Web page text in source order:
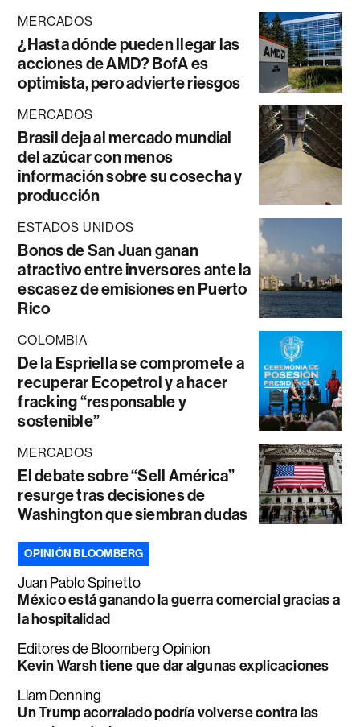
MERCADOS
¿Hasta dónde pueden llegar las
acciones de AMD? BofA es
optimista, pero advierte riesgos
MERCADOS
Brasil deja al mercado mundial
del azúcar con menos
información sobre su cosecha y
producción
ESTADOS UNIDOS
Bonos de San Juan ganan
atractivo entre inversores ante la
escasez de emisiones en Puerto
Rico
COLOMBIA
De la Espriella se compromete a
recuperar Ecopetrol y a hacer
fracking “responsable y
sostenible”
MERCADOS
El debate sobre “Sell América”
resurge tras decisiones de
Washington que siembran dudas
OPINIÓN BLOOMBERG
Juan Pablo Spinetto
México está ganando la guerra comercial gracias a
la hospitalidad
Editores de Bloomberg Opinion
Kevin Warsh tiene que dar algunas explicaciones
Liam Denning
Un Trump acorralado podría volverse contra las